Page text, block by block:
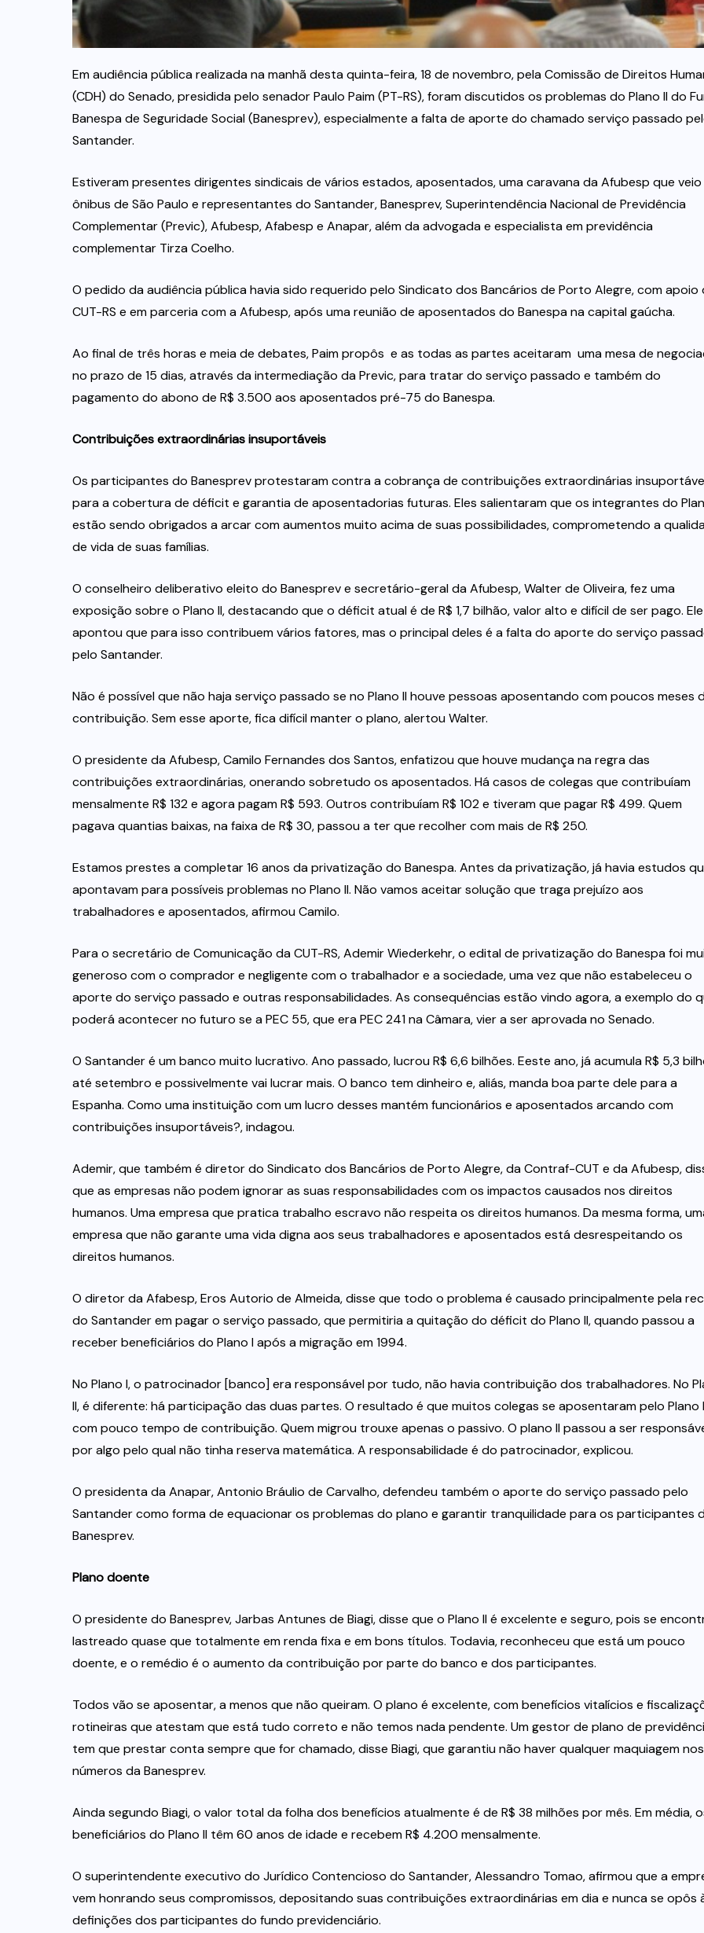
Em audiência pública realizada na manhã desta quinta-feira, 18 de novembro, pela Comissão de Direitos
(CDH) do Senado, presidida pelo senador Paulo Paim (PT-RS), foram discutidos os problemas do Plano II do
Banespa de Seguridade Social (Banesprev), especialmente a falta de aporte do chamado serviço passado
Santander.
Estiveram presentes dirigentes sindicais de vários estados, aposentados, uma caravana da Afubesp que veio
ônibus de São Paulo e representantes do Santander, Banesprev, Superintendência Nacional de Previdência
Complementar (Previc), Afubesp, Afabesp e Anapar, além da advogada e especialista em previdência
complementar Tirza Coelho.
O pedido da audiência pública havia sido requerido pelo Sindicato dos Bancários de Porto Alegre, com apoio
CUT-RS e em parceria com a Afubesp, após uma reunião de aposentados do Banespa na capital gaúcha.
Ao final de três horas e meia de debates, Paim propôs  e as todas as partes aceitaram  uma mesa de
no prazo de 15 dias, através da intermediação da Previc, para tratar do serviço passado e também do
pagamento do abono de R$ 3.500 aos aposentados pré-75 do Banespa.
Contribuições extraordinárias insuportáveis
Os participantes do Banesprev protestaram contra a cobrança de contribuições extraordinárias
para a cobertura de déficit e garantia de aposentadorias futuras. Eles salientaram que os integrantes do
estão sendo obrigados a arcar com aumentos muito acima de suas possibilidades, comprometendo a
de vida de suas famílias.
O conselheiro deliberativo eleito do Banesprev e secretário-geral da Afubesp, Walter de Oliveira, fez uma
exposição sobre o Plano II, destacando que o déficit atual é de R$ 1,7 bilhão, valor alto e difícil de ser pago. Ele
apontou que para isso contribuem vários fatores, mas o principal deles é a falta do aporte do serviço
pelo Santander.
Não é possível que não haja serviço passado se no Plano II houve pessoas aposentando com poucos meses
contribuição. Sem esse aporte, fica difícil manter o plano, alertou Walter.
O presidente da Afubesp, Camilo Fernandes dos Santos, enfatizou que houve mudança na regra das
contribuições extraordinárias, onerando sobretudo os aposentados. Há casos de colegas que contribuíam
mensalmente R$ 132 e agora pagam R$ 593. Outros contribuíam R$ 102 e tiveram que pagar R$ 499. Quem
pagava quantias baixas, na faixa de R$ 30, passou a ter que recolher com mais de R$ 250.
Estamos prestes a completar 16 anos da privatização do Banespa. Antes da privatização, já havia estudos
apontavam para possíveis problemas no Plano II. Não vamos aceitar solução que traga prejuízo aos
trabalhadores e aposentados, afirmou Camilo.
Para o secretário de Comunicação da CUT-RS, Ademir Wiederkehr, o edital de privatização do Banespa foi
generoso com o comprador e negligente com o trabalhador e a sociedade, uma vez que não estabeleceu o
aporte do serviço passado e outras responsabilidades. As consequências estão vindo agora, a exemplo do
poderá acontecer no futuro se a PEC 55, que era PEC 241 na Câmara, vier a ser aprovada no Senado.
O Santander é um banco muito lucrativo. Ano passado, lucrou R$ 6,6 bilhões. Eeste ano, já acumula R$ 5,3
até setembro e possivelmente vai lucrar mais. O banco tem dinheiro e, aliás, manda boa parte dele para a
Espanha. Como uma instituição com um lucro desses mantém funcionários e aposentados arcando com
contribuições insuportáveis?, indagou.
Ademir, que também é diretor do Sindicato dos Bancários de Porto Alegre, da Contraf-CUT e da Afubesp,
que as empresas não podem ignorar as suas responsabilidades com os impactos causados nos direitos
humanos. Uma empresa que pratica trabalho escravo não respeita os direitos humanos. Da mesma forma,
empresa que não garante uma vida digna aos seus trabalhadores e aposentados está desrespeitando os
direitos humanos.
O diretor da Afabesp, Eros Autorio de Almeida, disse que todo o problema é causado principalmente pela
do Santander em pagar o serviço passado, que permitiria a quitação do déficit do Plano II, quando passou a
receber beneficiários do Plano I após a migração em 1994.
No Plano I, o patrocinador [banco] era responsável por tudo, não havia contribuição dos trabalhadores. No
II, é diferente: há participação das duas partes. O resultado é que muitos colegas se aposentaram pelo Plano
com pouco tempo de contribuição. Quem migrou trouxe apenas o passivo. O plano II passou a ser
por algo pelo qual não tinha reserva matemática. A responsabilidade é do patrocinador, explicou.
O presidenta da Anapar, Antonio Bráulio de Carvalho, defendeu também o aporte do serviço passado pelo
Santander como forma de equacionar os problemas do plano e garantir tranquilidade para os participantes
Banesprev.
Plano doente
O presidente do Banesprev, Jarbas Antunes de Biagi, disse que o Plano II é excelente e seguro, pois se
lastreado quase que totalmente em renda fixa e em bons títulos. Todavia, reconheceu que está um pouco
doente, e o remédio é o aumento da contribuição por parte do banco e dos participantes.
Todos vão se aposentar, a menos que não queiram. O plano é excelente, com benefícios vitalícios e
rotineiras que atestam que está tudo correto e não temos nada pendente. Um gestor de plano de
tem que prestar conta sempre que for chamado, disse Biagi, que garantiu não haver qualquer maquiagem nos
números da Banesprev.
Ainda segundo Biagi, o valor total da folha dos benefícios atualmente é de R$ 38 milhões por mês. Em média,
beneficiários do Plano II têm 60 anos de idade e recebem R$ 4.200 mensalmente.
O superintendente executivo do Jurídico Contencioso do Santander, Alessandro Tomao, afirmou que a
vem honrando seus compromissos, depositando suas contribuições extraordinárias em dia e nunca se opôs
definições dos participantes do fundo previdenciário.